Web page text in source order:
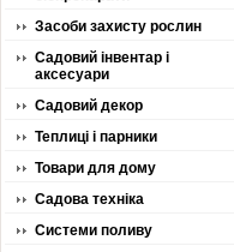
Засоби захисту рослин
Садовий інвентар і
аксесуари
Садовий декор
Теплиці і парники
Товари для дому
Садова техніка
Системи поливу